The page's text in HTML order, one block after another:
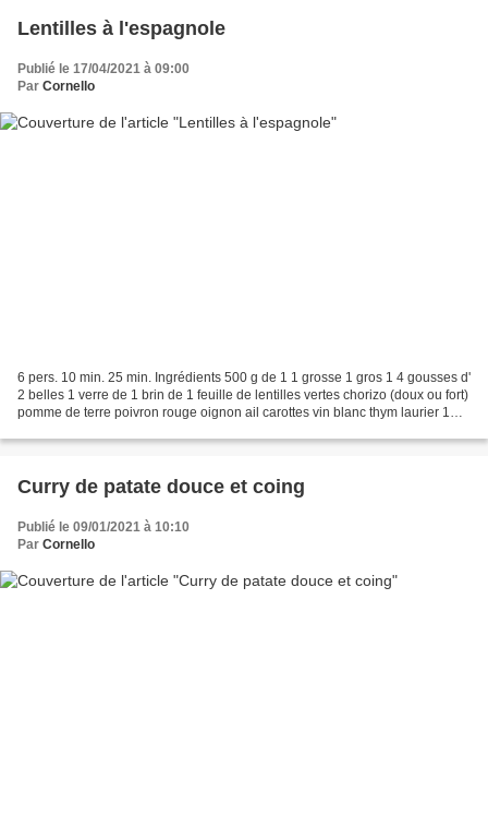
Lentilles à l'espagnole
Publié le 17/04/2021 à 09:00
Par Cornello
6 pers. 10 min. 25 min. Ingrédients 500 g de 1 1 grosse 1 gros 1 4 gousses d'
2 belles 1 verre de 1 brin de 1 feuille de lentilles vertes chorizo (doux ou fort)
pomme de terre poivron rouge oignon ail carottes vin blanc thym laurier 1
Curry de patate douce et coing
Publié le 09/01/2021 à 10:10
Par Cornello